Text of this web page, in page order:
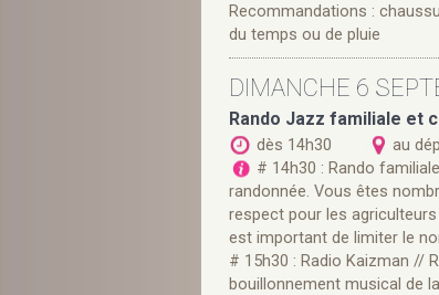
Recommandations :
du temps ou de pluie
DIMANCHE 6
Rando Jazz familiale et
dès 14h30
au
# 14h30 : Rando
randonnée. Vous êtes
respect pour les
est important de limiter le
# 15h30 : Radio Kaizman //
bouillonnement musical de